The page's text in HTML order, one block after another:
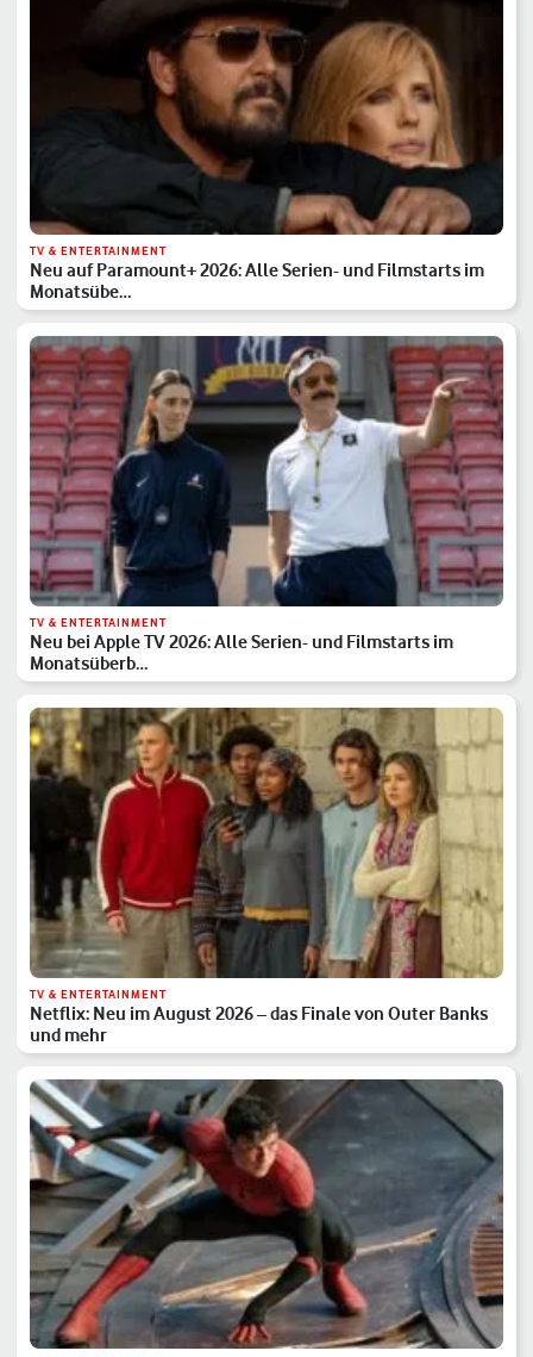
TV & ENTERTAINMENT
Neu auf Paramount+ 2026: Alle Serien- und Filmstarts im
Monatsübe…
TV & ENTERTAINMENT
Neu bei Apple TV 2026: Alle Serien- und Filmstarts im
Monatsüberb…
TV & ENTERTAINMENT
Netflix: Neu im August 2026 – das Finale von Outer Banks
und mehr